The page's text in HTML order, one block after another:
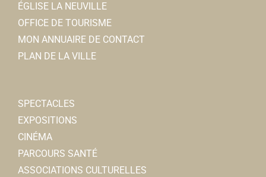
ÉGLISE LA NEUVILLE
OFFICE DE TOURISME
MON ANNUAIRE DE CONTACT
PLAN DE LA VILLE
SPECTACLES
EXPOSITIONS
CINÉMA
PARCOURS SANTÉ
ASSOCIATIONS CULTURELLES